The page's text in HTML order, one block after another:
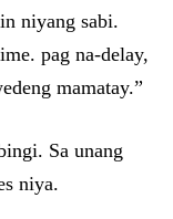
niyang sabi.
pag na-delay,
mamatay.”
Sa unang
niya.